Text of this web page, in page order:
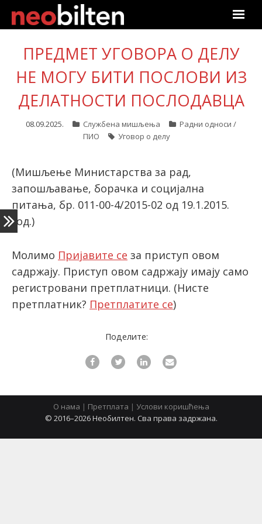
Почетна
Претрага
Актуелно
Подаци
О нама
Претплата
latinica
ПРЕДМЕТ УГОВОРА О ДЕЛУ
НЕ МОГУ БИТИ ПОСЛОВИ ИЗ
ДЕЛАТНОСТИ ПОСЛОДАВЦА
08.09.2025. Службена мишљења
Радни односи /
ПИО
Уговор о делу
(Мишљење Министарства за рад,
запошљавање, борачка и социјална
питања, бр. 011-00-4/2015-02 од 19.1.2015.
год.)
Молимо Пријавите се за приступ овом
садржају. Приступ овом садржају имају само
регистровани претплатници. (Нисте
претплатник? Претплатите се)
Поделите:
О нама | Претплата | Услови коришћења
© 2016–2026 Необилтен. Сва права задржана.